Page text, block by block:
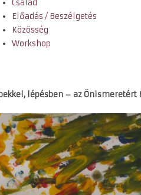
Család
Előadás / Beszélgetés
Közösség
Workshop
lépésben – az